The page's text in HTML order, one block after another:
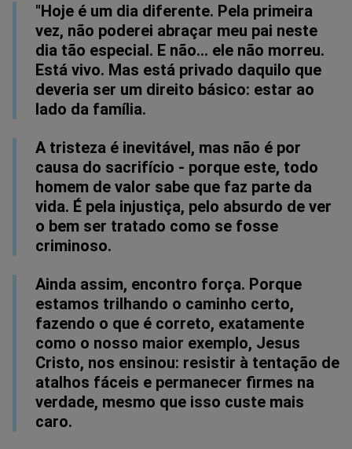
FacebookWhatsappTwitterMessengerTelegramGettr
"Hoje é um dia diferente. Pela primeira
vez, não poderei abraçar meu pai neste
dia tão especial. E não… ele não morreu.
Está vivo. Mas está privado daquilo que
deveria ser um direito básico: estar ao
lado da família.
A tristeza é inevitável, mas não é por
causa do sacrifício - porque este, todo
homem de valor sabe que faz parte da
vida. É pela injustiça, pelo absurdo de ver
o bem ser tratado como se fosse
criminoso.
Ainda assim, encontro força. Porque
estamos trilhando o caminho certo,
fazendo o que é correto, exatamente
como o nosso maior exemplo, Jesus
Cristo, nos ensinou: resistir à tentação de
atalhos fáceis e permanecer firmes na
verdade, mesmo que isso custe mais
caro.